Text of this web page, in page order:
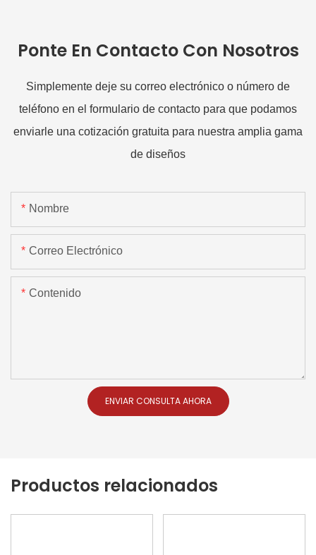
Ponte En Contacto Con Nosotros
Simplemente deje su correo electrónico o número de
teléfono en el formulario de contacto para que podamos
enviarle una cotización gratuita para nuestra amplia gama
de diseños
Nombre
Correo Electrónico
Contenido
ENVIAR CONSULTA AHORA
Productos relacionados